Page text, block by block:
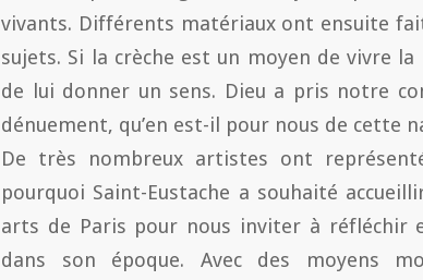
vivants. Différents matériaux ont ensuite
sujets. Si la crèche est un moyen de vivre la
de lui donner un sens. Dieu a pris notre
dénuement, qu’en est-il pour nous de cette
De très nombreux artistes ont
pourquoi Saint-Eustache a souhaité
arts de Paris pour nous inviter à réfléchir
dans son époque. Avec des moyens